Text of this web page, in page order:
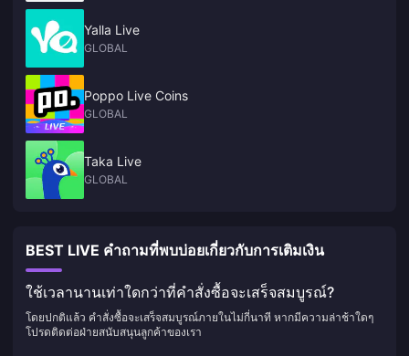
Yalla Live
GLOBAL
Poppo Live Coins
GLOBAL
Taka Live
GLOBAL
BEST LIVE คำถามที่พบบ่อยเกี่ยวกับการเติมเงิน
ใช้เวลานานเท่าใดกว่าที่คำสั่งซื้อจะเสร็จสมบูรณ์?
โดยปกติแล้ว คำสั่งซื้อจะเสร็จสมบูรณ์ภายในไม่กี่นาที หากมีความล่าช้าใดๆ
โปรดติดต่อฝ่ายสนับสนุนลูกค้าของเรา